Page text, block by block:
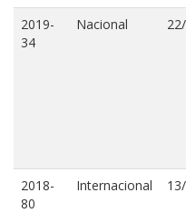
2019-
34
Nacional
2018-
80
Internacional